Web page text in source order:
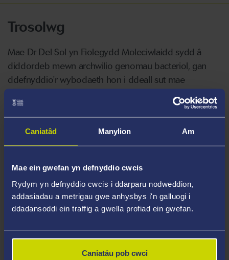
Caniatâd Manylion Am
Mae ein gwefan yn defnyddio cwcis
Rydym yn defnyddio cwcis i ddarparu nodweddion,
addasiadau a metrigau gwe anhysbys i'n galluogi i
ddadansoddi ein traffig a gwella profiad ein gwefan.
Caniatáu pob cwci
Trosolwg
Mae Dr Del Sol yn Fiolegydd Moleciwlaidd sydd â
diddordeb mewn archwilio genomau bacteriol, gan
ddefnyddio'r wybodaeth hon i ddeall sut mae
microbau'n rhyngweithio â'u hamgylcheddau ac yn
rheoli prosesau sylfaenol fel rhannu celloedd neu
bathogenesis. Mae diddordebau ymchwil ychwanegol
yn canolbwyntio ar drin 'nanocages' protein o
darddiad microbaidd ar gyfer fformwleiddiadau
dosbarthu cyffuriau newydd.
Meysydd Arbenigedd
Geneteg ficrobaidd
Trin genynnau
Peirianneg protein